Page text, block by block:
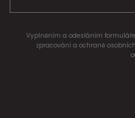
Vyplněním a odesláním
zpracování a ochraně